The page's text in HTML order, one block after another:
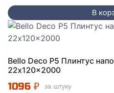
В
Bello Deco P5 Плинтус
22x120x2000
1096 ₽ за штуку